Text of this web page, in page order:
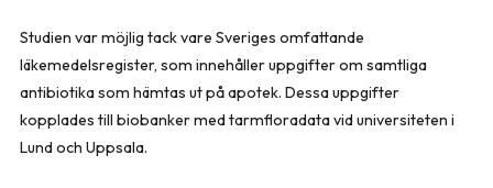
Studien var möjlig tack vare Sveriges omfattande
läkemedelsregister, som innehåller uppgifter om samtliga
antibiotika som hämtas ut på apotek. Dessa uppgifter
kopplades till biobanker med tarmfloradata vid universiteten i
Lund och Uppsala.